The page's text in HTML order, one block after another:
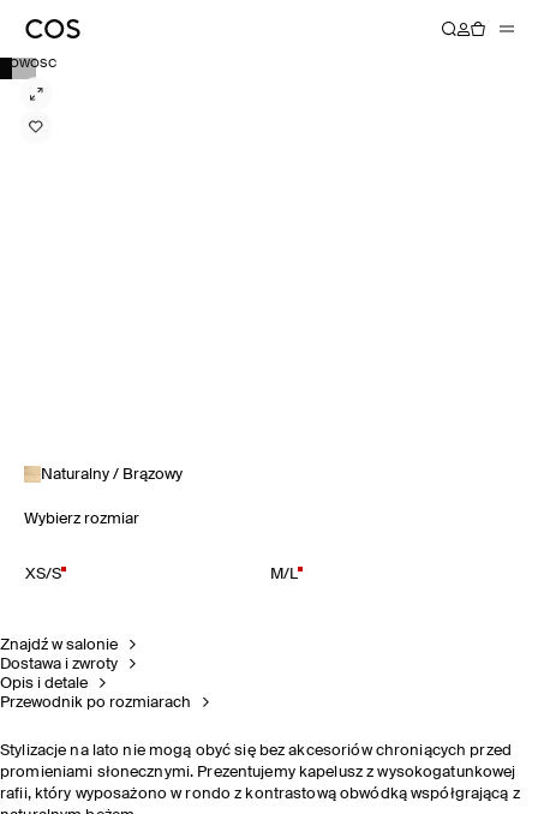
NOWOŚĆ
Naturalny / Brązowy
Wybierz rozmiar
XS/S M/L
Znajdź w salonie
Dostawa i zwroty
Opis i detale
Przewodnik po rozmiarach
Stylizacje na lato nie mogą obyć się bez akcesoriów chroniących przed
promieniami słonecznymi. Prezentujemy kapelusz z wysokogatunkowej
rafii, który wyposażono w rondo z kontrastową obwódką współgrającą z